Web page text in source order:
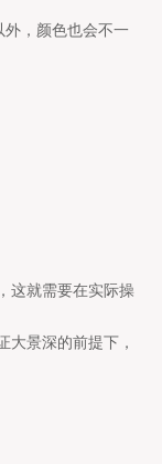
外，颜色也会不一
这就需要在实际操
大景深的前提下，